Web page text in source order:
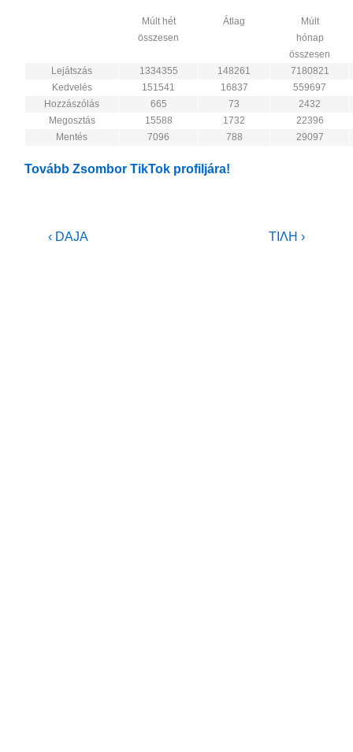
Múlt hét
összesen
Átlag
Múlt
hónap
összesen
Lejátszás
1334355 148261
7180821
Kedvelés
151541 16837
559697
Hozzászólás
665 73
2432
Megosztás
15588 1732
22396
Mentés
7096 788 29097
Tovább Zsombor TikTok profiljára!
Bejegyzés
Previous
‹ DAJA
Next
TIΛH ›